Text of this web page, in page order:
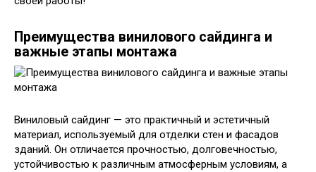
Преимущества винилового сайдинга и
важные этапы монтажа
Виниловый сайдинг — это практичный и эстетичный
материал, используемый для отделки стен и фасадов
зданий. Он отличается прочностью, долговечностью,
устойчивостью к различным атмосферным условиям, а